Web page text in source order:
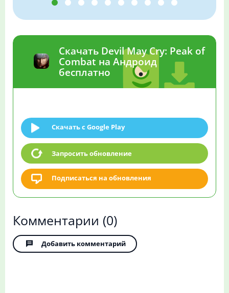
Скачать Devil May Cry: Peak of
Combat на Андроид
бесплатно
Скачать c Google Play
Запросить обновление
Подписаться на обновления
Комментарии (0)
Добавить комментарий